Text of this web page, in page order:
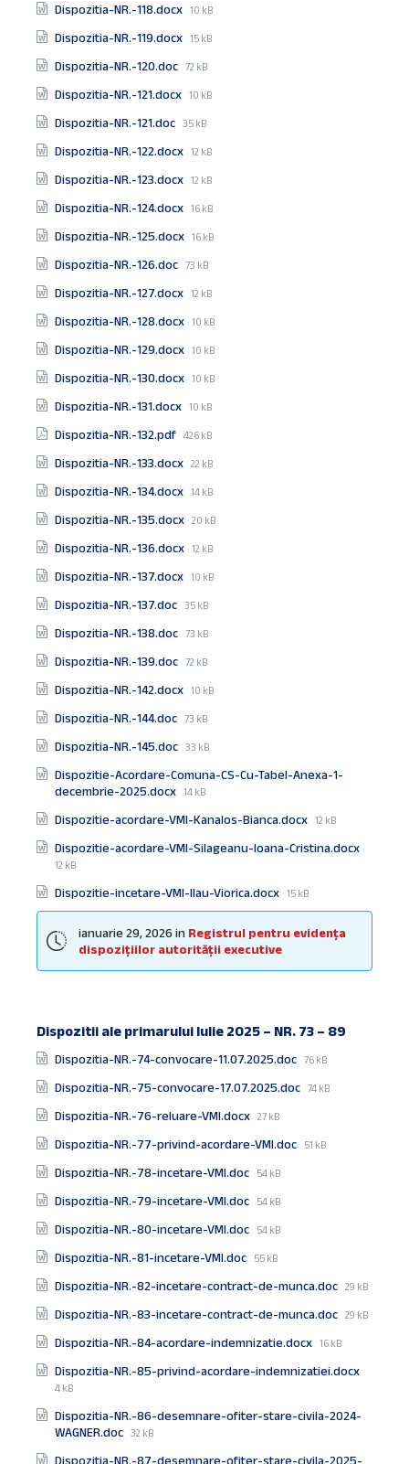
Dispozitia-NR.-118.docx File
10 kB
Dispozitia-NR.-119.docx File
15 kB
Dispozitia-NR.-120.doc File
72 kB
Dispozitia-NR.-121.docx File
10 kB
Dispozitia-NR.-121.doc File
35 kB
Dispozitia-NR.-122.docx File
12 kB
Dispozitia-NR.-123.docx File
12 kB
Dispozitia-NR.-124.docx File
16 kB
Dispozitia-NR.-125.docx File
16 kB
Dispozitia-NR.-126.doc File
73 kB
Dispozitia-NR.-127.docx File
12 kB
Dispozitia-NR.-128.docx File
10 kB
Dispozitia-NR.-129.docx File
10 kB
Dispozitia-NR.-130.docx File
10 kB
Dispozitia-NR.-131.docx File
10 kB
Dispozitia-NR.-132.pdf File
426 kB
Dispozitia-NR.-133.docx File
22 kB
Dispozitia-NR.-134.docx File
14 kB
Dispozitia-NR.-135.docx File
20 kB
Dispozitia-NR.-136.docx File
12 kB
Dispozitia-NR.-137.docx File
10 kB
Dispozitia-NR.-137.doc File
35 kB
Dispozitia-NR.-138.doc File
73 kB
Dispozitia-NR.-139.doc File
72 kB
Dispozitia-NR.-142.docx File
10 kB
Dispozitia-NR.-144.doc File
73 kB
Dispozitia-NR.-145.doc File
33 kB
Dispozitie-Acordare-Comuna-CS-Cu-Tabel-Anexa-1-
decembrie-2025.docx File
14 kB
Dispozitie-acordare-VMI-Kanalos-Bianca.docx File
12 kB
Dispozitie-acordare-VMI-Silageanu-Ioana-Cristina.docx
12 kB
Dispozitie-incetare-VMI-Ilau-Viorica.docx File
size:
15 kB
ianuarie 29, 2026 in Registrul pentru evidența
dispozițiilor autorității executive
Dispozitii ale primarului Iulie 2025 – NR. 73 – 89
Documente
Dispozitia-NR.-74-convocare-11.07.2025.doc File
76 kB
Dispozitia-NR.-75-convocare-17.07.2025.doc File
74 kB
Dispozitia-NR.-76-reluare-VMI.docx File
27 kB
Dispozitia-NR.-77-privind-acordare-VMI.doc File
51 kB
Dispozitia-NR.-78-incetare-VMI.doc File
54 kB
Dispozitia-NR.-79-incetare-VMI.doc File
54 kB
Dispozitia-NR.-80-incetare-VMI.doc File
54 kB
Dispozitia-NR.-81-incetare-VMI.doc File
55 kB
Dispozitia-NR.-82-incetare-contract-de-munca.doc File
29 kB
Dispozitia-NR.-83-incetare-contract-de-munca.doc File
29 kB
Dispozitia-NR.-84-acordare-indemnizatie.docx File
16 kB
Dispozitia-NR.-85-privind-acordare-indemnizatiei.docx
4 kB
Dispozitia-NR.-86-desemnare-ofiter-stare-civila-2024-
WAGNER.doc File
32 kB
Dispozitia-NR.-87-desemnare-ofiter-stare-civila-2025-